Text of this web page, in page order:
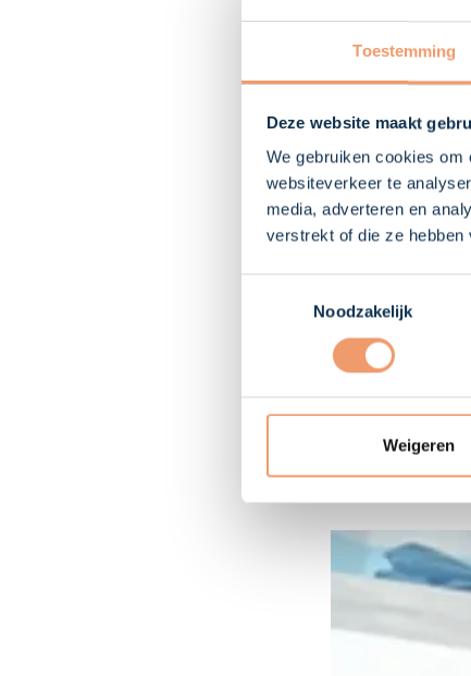
Toestemming
Deze website maakt
We gebruiken cookies om
websiteverkeer te
media, adverteren en
verstrekt of die ze
Noodzakelijk
Weigeren
because she
not allowed to
store because
stay at home
Hoe ziet de
"In all the
can have the
government
Ben je van